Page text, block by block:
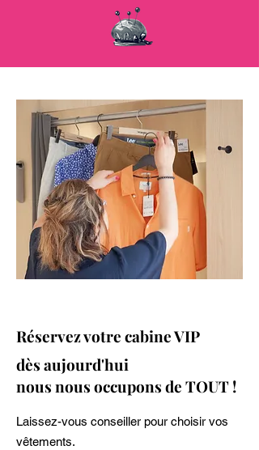
Réservez votre cabine VIP
dèsaujourd'hui
nous nous occupons de TOUT !
Laissez-vous conseiller pour choisir vos
vêtements.